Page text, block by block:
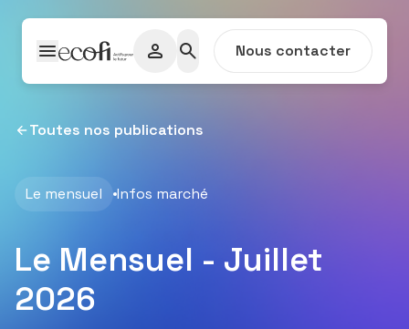
Nous contacter
Toutes nos publications
Le mensuel Infos marché
Le Mensuel - Juillet
2026